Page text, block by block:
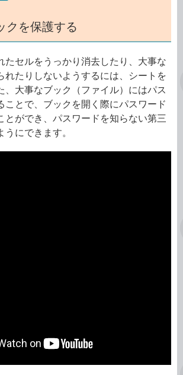
クを保護する
たセルをうっかり消去したり、大事な
れたりしないようするには、シートを
、大事なブック（ファイル）にはパス
ことで、ブックを開く際にパスワード
とができ、パスワードを知らない第三
にできます。